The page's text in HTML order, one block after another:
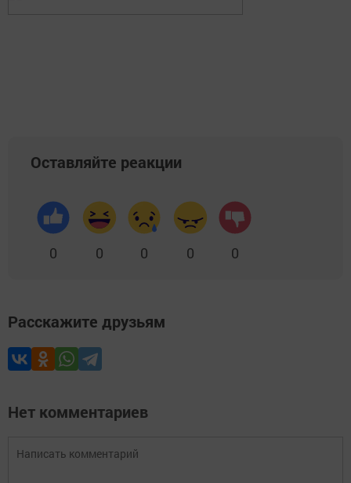
Оставляйте реакции
0 0 0 0 0
Расскажите друзьям
Нет комментариев